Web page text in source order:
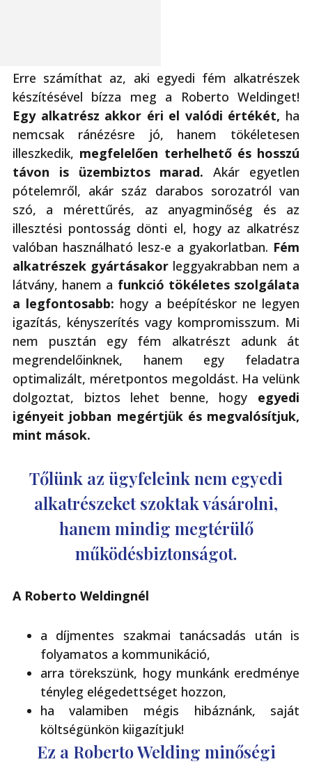
Erre számíthat az, aki egyedi fém alkatrészek
készítésével bízza meg a Roberto Weldinget!
Egy alkatrész akkor éri el valódi értékét, ha
nemcsak ránézésre jó, hanem tökéletesen
illeszkedik, megfelelően terhelhető és hosszú
távon is üzembiztos marad. Akár egyetlen
pótelemről, akár száz darabos sorozatról van
szó, a mérettűrés, az anyagminőség és az
illesztési pontosság dönti el, hogy az alkatrész
valóban használható lesz-e a gyakorlatban. Fém
alkatrészek gyártásakorleggyakrabban nem a
látvány, hanem a funkció tökéletes szolgálata
a legfontosabb: hogy a beépítéskor ne legyen
igazítás, kényszerítés vagy kompromisszum. Mi
nem pusztán egy fém alkatrészt adunk át
megrendelőinknek, hanem egy feladatra
optimalizált, méretpontos megoldást. Ha velünk
dolgoztat, biztos lehet benne, hogy egyedi
igényeit jobban megértjük és megvalósítjuk,
mint mások.
Tőlünk az ügyfeleink nem egyedi
alkatrészeket szoktak vásárolni,
hanem mindig megtérülő
működésbiztonságot.
A Roberto Weldingnél
a díjmentes szakmai tanácsadás után is
folyamatos a kommunikáció,
arra törekszünk, hogy munkánk eredménye
tényleg elégedettséget hozzon,
ha valamiben mégis hibáznánk, saját
költségünkön kiigazítjuk!
Ez a Roberto Welding minőségi